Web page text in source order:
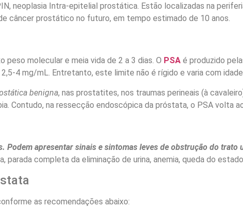
neoplasia Intra-epitelial prostática. Estão localizadas na
câncer prostático no futuro, em tempo estimado de 10 anos.
peso molecular e meia vida de 2 a 3 dias. O PSA é produzido
4 mg/mL. Entretanto, este limite não é rígido e varia com
benigna, nas prostatites, nos traumas perineais (à
Contudo, na ressecção endoscópica da próstata, o PSA volta
Podem apresentar sinais e sintomas leves de obstrução do trato
parada completa da eliminação de urina, anemia, queda do
as recomendações abaixo: